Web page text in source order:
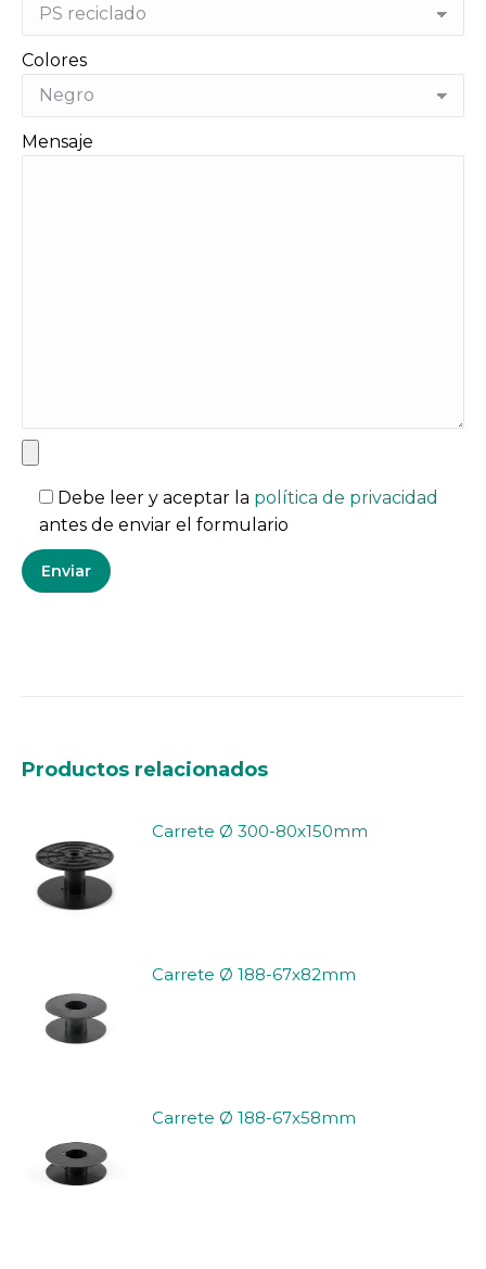
Colores
Mensaje
Debe leer y aceptar la política de privacidad
antes de enviar el formulario
Productos relacionados
Carrete Ø 300-80x150mm
Carrete Ø 188-67x82mm
Carrete Ø 188-67x58mm